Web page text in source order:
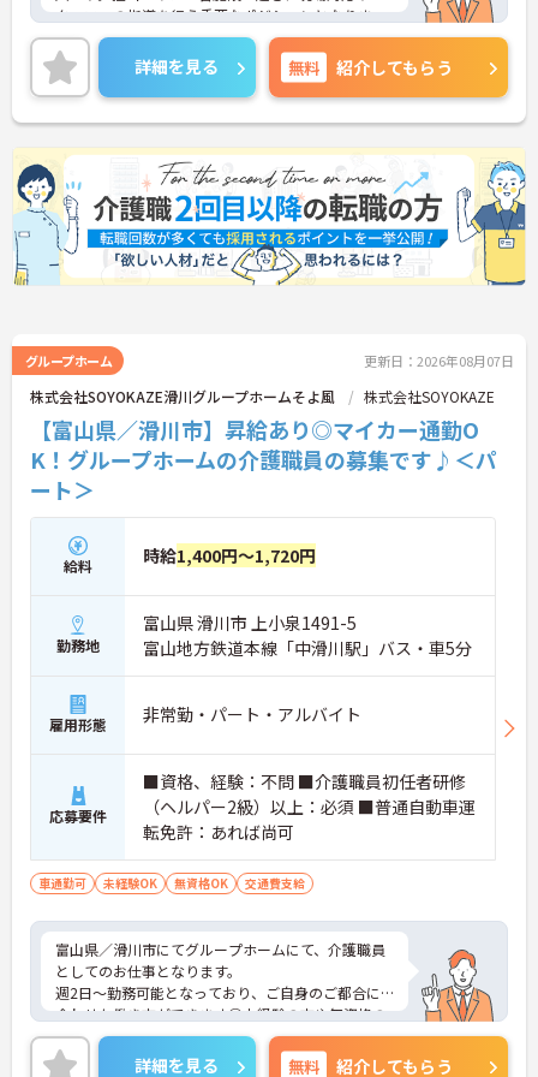
タッフへの指導を行う重要なポジションとなりま
す。賞与とは別に特別報酬の支給実績や各種手当が
充実しており、これまでのご経験を活かしてしっか
りとした収入を得られる環境です。また、有給休暇
とは別に年間17日間のリフレッシュ休暇が付与され
プライベートの時間を大切にしながら心身ともに余
裕を持って働けます。髪色やネイルなどが原則自由
となっており、自分らしいスタイルを維持できる点
も魅力です。在宅系から入居系まで幅広いサービス
に携わることで介護の専門性をさらに高められ、将
来的にはマネジメント層へのキャリアアップも目指
せるため、安定した基盤のもとで長期的な成長が期
待できます。
高い収入を獲得できます】
境で専門性を高められます
・高水準の特別報酬やスクランブル手当などが支給
されます
【年間17日のリフレッシュ休暇があり、私生活と両
立して長く続けられます】
・有給休暇とは別に年間17日間のリフレッシュ休暇
を支給！平日の取得もしやすく趣味や家族との時
間、旅行など自分のための時間を大切にできます。
【身だしなみの自由度が高く、ご自身のスタイルで
イキイキと活躍できます】
がら、自分らしい働き方が叶うストレスフリーな職
場です
【多職種連携と豊富なサービス展開のもとで、将来
のキャリアを描ける環境です】
・在宅系から入居系まで携わることができるため、
介護のプロフェッショナルへと成長できます
・マネジメント層を目指す方を支援しており、70歳
までの再雇用制度のもとで長期的に働けます
詳細を見る 無料 紹介してもらう
グループホーム 更新日：2026年08月07日
株式会社SOYOKAZE滑川グループホームそよ風 株式会社SOYOKAZE
【富山県／滑川市】昇給あり◎マイカー通勤O
K！グループホームの介護職員の募集です♪＜パ
ート＞
給料 時給1,400円～1,720円
勤務地
富山県 滑川市 上小泉1491-5
富山地方鉄道本線「中滑川駅」バス・車5分
雇用形態 非常勤・パート・アルバイト
応募要件
■資格、経験：不問 ■介護職員初任者研修
（ヘルパー2級）以上：必須 ■普通自動車運
転免許：あれば尚可
車通勤可 未経験OK 無資格OK 交通費支給
富山県／滑川市にてグループホームにて、介護職員
としてのお仕事となります。
週2日～勤務可能となっており、ご自身のご都合に
合わせた働き方ができます◎未経験の方や無資格の
方も応募できるので、これから介護職を始めてみた
いという方にお勧めの求人です！
詳細を見る 無料 紹介してもらう